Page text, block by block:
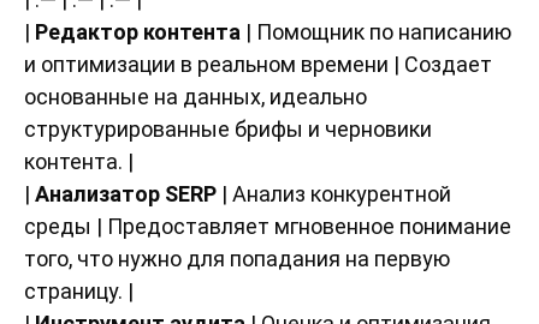
| Редактор контента | Помощник по написанию
и оптимизации в реальном времени | Создает
основанные на данных, идеально
структурированные брифы и черновики
контента. |
| Анализатор SERP | Анализ конкурентной
среды | Предоставляет мгновенное понимание
того, что нужно для попадания на первую
страницу. |